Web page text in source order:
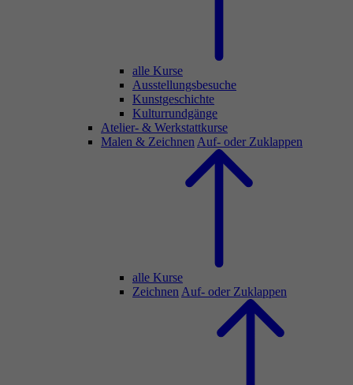
alle Kurse
Ausstellungsbesuche
Kunstgeschichte
Kulturrundgänge
Atelier- & Werkstattkurse
Malen & Zeichnen Auf- oder Zuklappen
alle Kurse
Zeichnen Auf- oder Zuklappen